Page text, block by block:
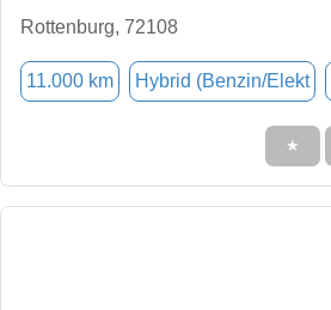
Rottenburg, 72108
11.000 km Hybrid (Benzin/Elekt
★